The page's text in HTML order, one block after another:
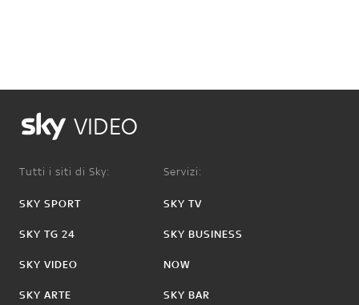
VIDEO
Tutti i siti di Sky:
SKY SPORT
SKY TG 24
SKY VIDEO
SKY ARTE
Servizi:
SKY TV
SKY BUSINESS
NOW
SKY BAR